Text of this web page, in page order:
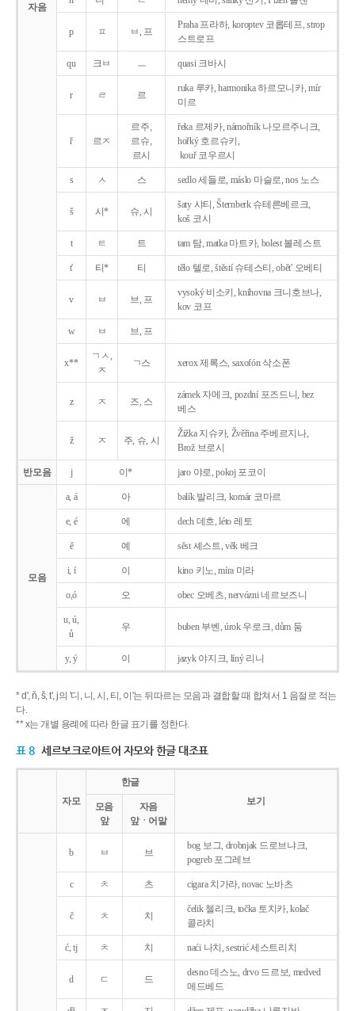
자음
p ㅍ ㅂ, 프
Praha 프라하, koroptev 코롭테프, strop
스트로프
qu 크ㅂ ㅡ quasi 크바시
r ㄹ 르
ruka 루카, harmonika 하르모니카, mír
미르
ř 르ㅈ
르주,
르슈,
르시
řeka 르제카, námořník 나모르주니크,
hořký 호르슈키,
kouř 코우르시
s ㅅ 스 sedlo 세들로, máslo 마슬로, nos 노스
š 시* 슈, 시
šaty 샤티, Šternberk 슈테른베르크,
koš 코시
t ㅌ 트 tam 탐, matka 마트카, bolest 볼레스트
t' 티* 티 tělo 텔로, štěstí 슈테스티, obět' 오베티
v ㅂ 브, 프
vysoký 비소키, knihovna 크니호브나,
kov 코프
w ㅂ 브, 프
x**
ㄱㅅ,
ㅈ
ㄱ스 xerox 제록스, saxofón 삭소폰
z ㅈ 즈, 스
zámek 자메크, pozdní 포즈드니, bez
베스
ž ㅈ 주, 슈, 시
Žižka 지슈카, Žvěřina 주베르지나,
Brož 브로시
반모음 j 이* jaro 야로, pokoj 포코이
모음
a, á 아 balík 발리크, komár 코마르
e, é 에 dech 데흐, léto 레토
ě 예 sěst 셰스트, věk 베크
i, í 이 kino 키노, míra 미라
o,ó 오 obec 오베츠, nervózni 네르보즈니
u, ú,
ů
우 buben 부벤, úrok 우로크, dům 둠
y, ý 이 jazyk야지크, líný 리니
* d', ň, š, t', j의 '디, 니, 시, 티, 이'는 뒤따르는 모음과 결합할 때 합쳐서 1 음절로 적는
다.
** x는 개별 용례에 따라 한글 표기를 정한다.
표 8 세르보크로아트어 자모와 한글 대조표
자모
한글
보기
모음
앞
자음
앞ㆍ어말
b ㅂ 브
bog 보그, drobnjak 드로브냐크,
pogreb 포그레브
c ㅊ 츠 cigara 치가라, novac 노바츠
č ㅊ 치
čelik 첼리크, točka 토치카, kolač
콜라치
ć, tj ㅊ 치 naći 나치, sestrić 세스트리치
d ㄷ 드
desno 데스노, drvo 드르보, medved
메드베드